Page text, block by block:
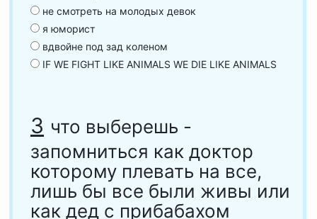
не смотреть на молодых девок
я юморист
вдвойне под зад коленом
IF WE FIGHT LIKE ANIMALS WE DIE LIKE ANIMALS
3 что выберешь -
запомниться как доктор
которому плевать на все,
лишь бы все были живы или
как дед с прибабахом